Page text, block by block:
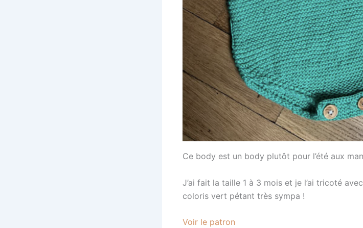
Ce body est un body plutôt pour l’été aux
J’ai fait la taille 1 à 3 mois et je l’ai tricoté
coloris vert pétant très sympa !
Voir le patron